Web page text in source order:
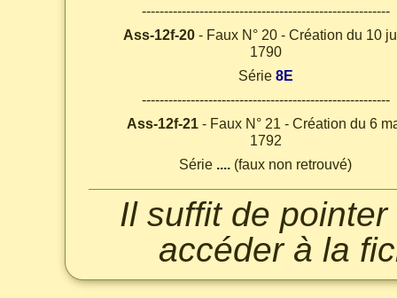
--------------------------------------------------------
Ass-12f-20 - Faux N° 20 - Création du 10
1790
Série 8E
--------------------------------------------------------
Ass-12f-21 - Faux N° 21 - Création du 6
1792
Série .... (faux non retrouvé)
Il suffit de
accéder à la